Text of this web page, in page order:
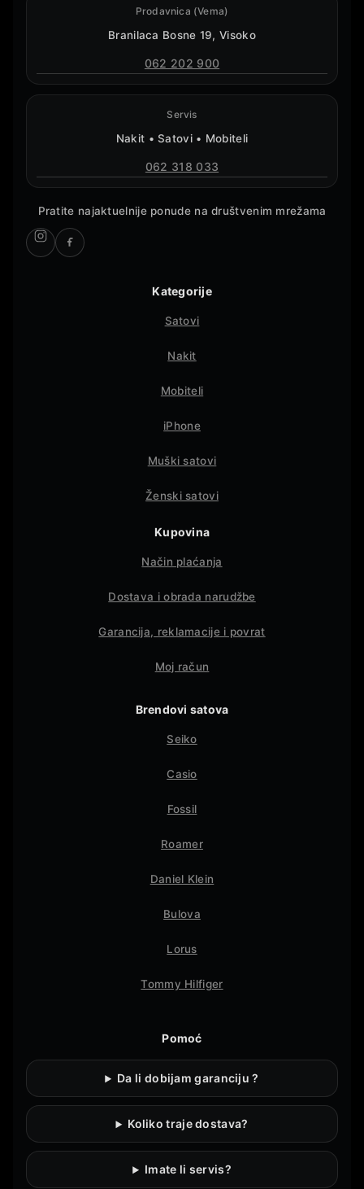
Prodavnica (Vema)
Branilaca Bosne 19, Visoko
062 202 900
Servis
Nakit • Satovi • Mobiteli
062 318 033
Pratite najaktuelnije ponude na društvenim mrežama
Kategorije
Satovi
Nakit
Mobiteli
iPhone
Muški satovi
Ženski satovi
Kupovina
Način plaćanja
Dostava i obrada narudžbe
Garancija, reklamacije i povrat
Moj račun
Brendovi satova
Seiko
Casio
Fossil
Roamer
Daniel Klein
Bulova
Lorus
Tommy Hilfiger
Pomoć
Da li dobijam garanciju ?
Koliko traje dostava?
Imate li servis?